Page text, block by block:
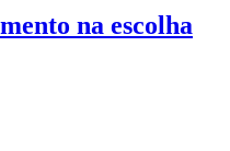
na escolha